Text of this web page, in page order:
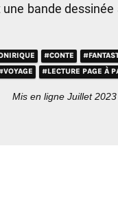
bande dessinée
#CONTE
#LECTURE PAGE À
Mis en ligne Juillet 2023